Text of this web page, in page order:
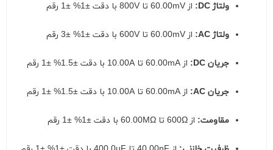
ولتاژ DC: از 60.00mV تا 800V با دقت ±1% ±1 رقم
ولتاژ AC: از 60.00mV تا 600V با دقت ±1% ±3 رقم
جریان DC: از 60.00mA تا 10.00A با دقت ±1.5% ±1 رقم
جریان AC: از 60.00mA تا 10.00A با دقت ±1.5% ±1 رقم
مقاومت: از 600Ω تا 60.00MΩ با دقت ±1% ±1 رقم